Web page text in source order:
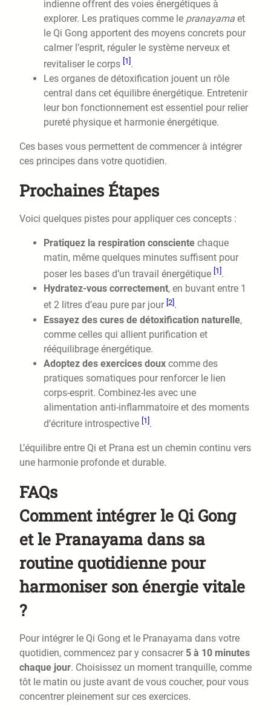
indienne offrent des voies énergétiques à
explorer. Les pratiques comme le pranayama et
le Qi Gong apportent des moyens concrets pour
calmer l’esprit, réguler le système nerveux et
revitaliser le corps [1].
Les organes de détoxification jouent un rôle
central dans cet équilibre énergétique. Entretenir
leur bon fonctionnement est essentiel pour relier
pureté physique et harmonie énergétique.
Ces bases vous permettent de commencer à intégrer
ces principes dans votre quotidien.
Prochaines Étapes
Voici quelques pistes pour appliquer ces concepts :
Pratiquez la respiration consciente chaque
matin, même quelques minutes suffisent pour
poser les bases d’un travail énergétique [1] .
Hydratez-vous correctement, en buvant entre 1
et 2 litres d’eau pure par jour [2].
Essayez des cures de détoxification naturelle,
comme celles qui allient purification et
rééquilibrage énergétique.
Adoptez des exercices doux comme des
pratiques somatiques pour renforcer le lien
corps-esprit. Combinez-les avec une
alimentation anti-inflammatoire et des moments
d’écriture introspective [1].
L’équilibre entre Qi et Prana est un chemin continu vers
une harmonie profonde et durable.
FAQs
Comment intégrer le Qi Gong
et le Pranayama dans sa
routine quotidienne pour
harmoniser son énergie vitale
?
Pour intégrer le Qi Gong et le Pranayama dans votre
quotidien, commencez par y consacrer 5 à 10 minutes
chaque jour. Choisissez un moment tranquille, comme
tôt le matin ou juste avant de vous coucher, pour vous
concentrer pleinement sur ces exercices.